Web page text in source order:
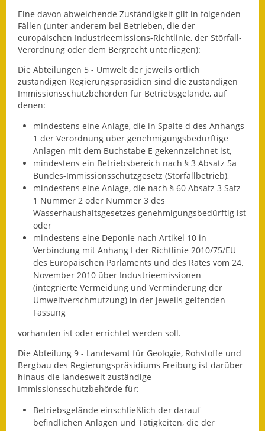
Rathaus
Bauhof Notzingen
Behördenadressen
Beratungsstellen im
Dienstleistungen
Formulare
Fundbehörde
Gemeinderat
Sitzungsberichte 2015
Sitzungsberichte 2016
Sitzungsberichte 2017
Sitzungsberichte 2019
Sitzungsberichte 2020
Gemeindeverwaltung
Haushalt & Finanzen
Eine davon abweichende Zuständigkeit gilt in folgenden
Fällen (unter anderem bei Betrieben, die der
europäischen Industrieemissions-Richtlinie, der Störfall-
Verordnung oder dem Bergrecht unterliegen):
Die Abteilungen 5 - Umwelt der jeweils örtlich
zuständigen Regierungspräsidien sind die zuständigen
Immissionsschutzbehörden für Betriebsgelände, auf
denen:
mindestens eine Anlage, die in Spalte d des Anhangs
1 der Verordnung über genehmigungsbedürftige
Anlagen mit dem Buchstabe E gekennzeichnet ist,
mindestens ein Betriebsbereich nach § 3 Absatz 5a
Bundes-Immissionsschutzgesetz (Störfallbetrieb),
mindestens eine Anlage, die nach § 60 Absatz 3 Satz
1 Nummer 2 oder Nummer 3 des
Wasserhaushaltsgesetzes genehmigungsbedürftig ist
oder
mindestens eine Deponie nach Artikel 10 in
Verbindung mit Anhang I der Richtlinie 2010/75/EU
des Europäischen Parlaments und des Rates vom 24.
November 2010 über Industrieemissionen
(integrierte Vermeidung und Verminderung der
Umweltverschmutzung) in der jeweils geltenden
Fassung
vorhanden ist oder errichtet werden soll.
Die Abteilung 9 - Landesamt für Geologie, Rohstoffe und
Bergbau des Regierungspräsidiums Freiburg ist darüber
hinaus die landesweit zuständige
Immissionsschutzbehörde für:
Betriebsgelände einschließlich der darauf
befindlichen Anlagen und Tätigkeiten, die der